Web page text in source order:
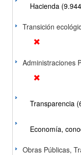
Hacienda
Transición
Administraciones
Transparencia
Economía,
Obras Públicas,